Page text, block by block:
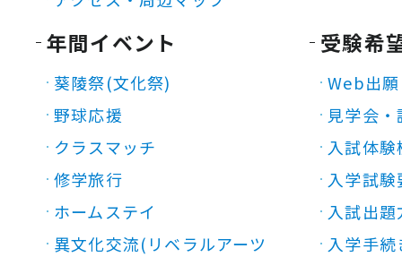
年間イベント
葵陵祭(文化祭)
野球応援
クラスマッチ
修学旅行
ホームステイ
異文化交流(リベラルアーツ
受験希
Web出願
見学会
入試体験
入学試験
入試出題
入学手続